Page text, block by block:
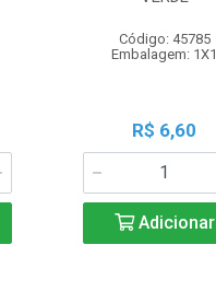
Código: 45785
Embalagem: 1X1
R$ 6,60
Adicionar